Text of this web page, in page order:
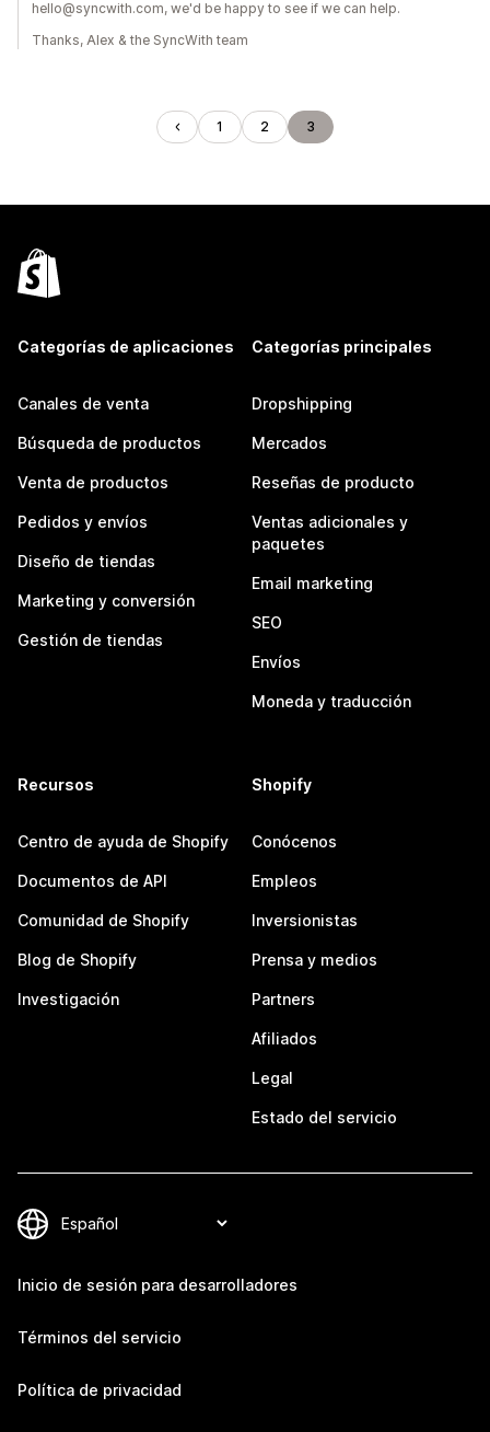
hello@syncwith.com, we'd be happy to see if we can help.
Thanks, Alex & the SyncWith team
1 2 3
Categorías de aplicaciones
Canales de venta
Búsqueda de productos
Venta de productos
Pedidos y envíos
Diseño de tiendas
Marketing y conversión
Gestión de tiendas
Categorías principales
Dropshipping
Mercados
Reseñas de producto
Ventas adicionales y
paquetes
Email marketing
SEO
Envíos
Moneda y traducción
Recursos
Centro de ayuda de Shopify
Documentos de API
Comunidad de Shopify
Blog de Shopify
Investigación
Shopify
Conócenos
Empleos
Inversionistas
Prensa y medios
Partners
Afiliados
Legal
Estado del servicio
Inicio de sesión para desarrolladores
Términos del servicio
Política de privacidad